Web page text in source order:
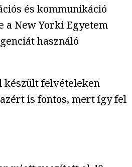
és kommunikáció
a New Yorki Egyetem
használó
készült felvételeken
is fontos, mert így fel